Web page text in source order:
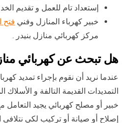
إستعداد تام للعمل و تقديم
خبير كهرباء المنازل وفني فتح
مركز كهربائي منازل بنيدر .
هل تبحث عن كهربائي
عندما نريد أن نقوم بإجراء تمديد
التمديدات القديمة التالفة و الأسلاك
خبير أو مصلح كهربائي يجيد التعامل
إصلاح أو صيانة أو تركيب لكي